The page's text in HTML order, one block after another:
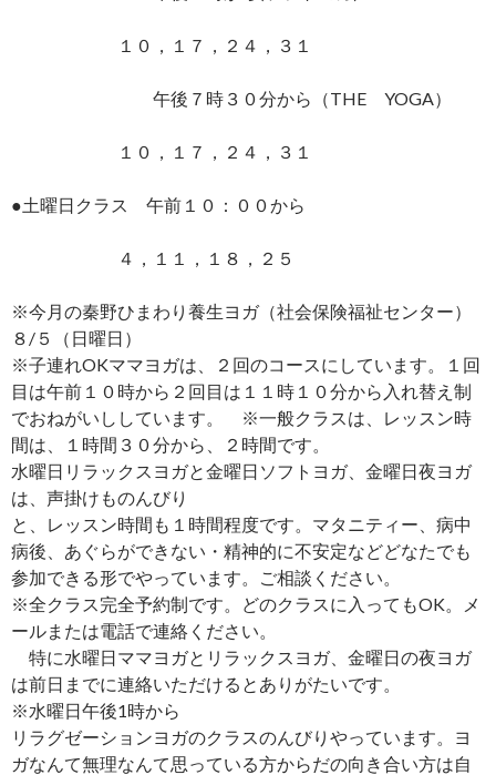
１０，１７，２４，３１
午後７時３０分から（THE YOGA）
１０，１７，２４，３１
●土曜日クラス 午前１０：００から
４，１１，１８，２５
※今月の秦野ひまわり養生ヨガ（社会保険福祉センター）
８/５（日曜日）
※子連れOKママヨガは、２回のコースにしています。１回
目は午前１０時から２回目は１１時１０分から入れ替え制
でおねがいししています。 ※一般クラスは、レッスン時
間は、１時間３０分から、２時間です。
水曜日リラックスヨガと金曜日ソフトヨガ、金曜日夜ヨガ
は、声掛けものんびり
と、レッスン時間も１時間程度です。マタニティー、病中
病後、あぐらができない・精神的に不安定などどなたでも
参加できる形でやっています。ご相談ください。
※全クラス完全予約制です。どのクラスに入ってもOK。メ
ールまたは電話で連絡ください。
特に水曜日ママヨガとリラックスヨガ、金曜日の夜ヨガ
は前日までに連絡いただけるとありがたいです。
※水曜日午後1時から
リラグゼーションヨガのクラスのんびりやっています。ヨ
ガなんて無理なんて思っている方からだの向き合い方は自